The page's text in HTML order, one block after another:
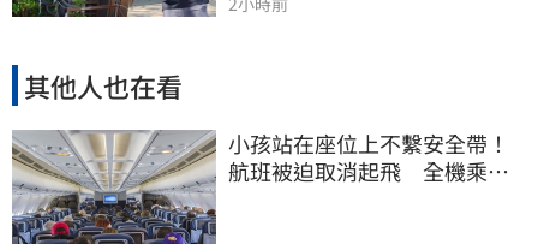
其他人也在看
小孩站在座位上不繫安全帶！
航班被迫取消起飛 全機乘客